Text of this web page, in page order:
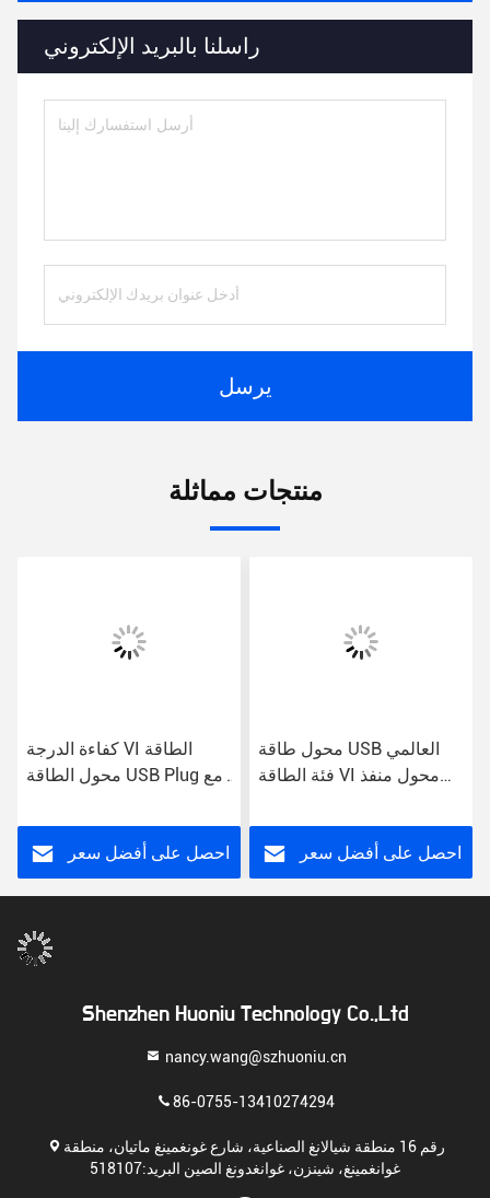
راسلنا بالبريد الإلكتروني
يرسل
منتجات مماثلة
كفاءة الدرجة VI الطاقة
محول الطاقة USB Plug مع
احصل على أفضل سعر
محول طاقة USB العالمي
فئة الطاقة VI محول منفذ
احصل على أفضل سعر
Shenzhen Huoniu Technology Co.,Ltd
nancy.wang@szhuoniu.cn
86-0755-13410274294
رقم 16 منطقة شيالانغ الصناعية، شارع غونغمينغ ماتيان، منطقة
غوانغمينغ، شينزن، غوانغدونغ الصين البريد:518107